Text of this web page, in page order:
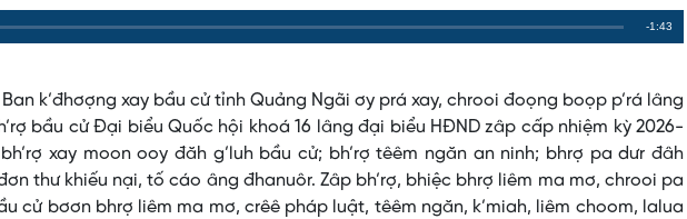
-1:43
k’đhơợng xay bầu cử tỉnh Quảng Ngãi ơy prá xay, chrooi đoọng boọp p’rá lâng
bầu cử Đại biểu Quốc hội khoá 16 lâng đại biểu HĐND zâp cấp nhiệm kỳ 2026-
xay moon ooy đăh g’luh bầu cử; bh’rợ têêm ngăn an ninh; bhrợ pa dưr đâh
thư khiếu nại, tố cáo âng đhanuôr. Zâp bh’rợ, bhiệc bhrợ liêm ma mơ, chrooi pa
cử bơơn bhrợ liêm ma mơ, crêê pháp luật, têêm ngăn, k’miah, liêm choom, lalua